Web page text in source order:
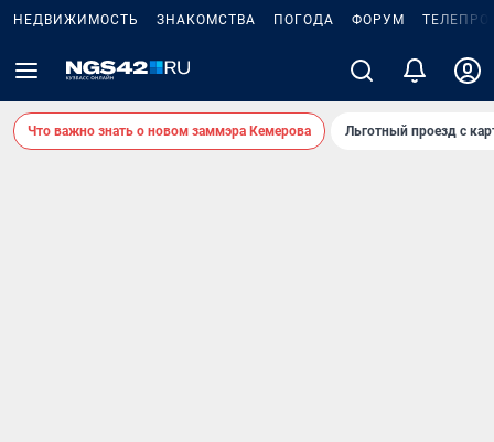
НЕДВИЖИМОСТЬ ЗНАКОМСТВА ПОГОДА ФОРУМ
Что важно знать о новом заммэра Кемерова Льготный проезд с